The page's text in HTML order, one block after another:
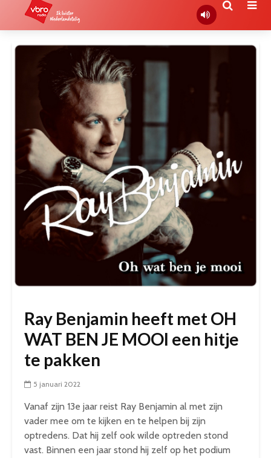
Ray Benjamin heeft met OH
WAT BEN JE MOOI een hitje
te pakken
5 januari 2022
Vanaf zijn 13e jaar reist Ray Benjamin al met zijn
vader mee om te kijken en te helpen bij zijn
optredens. Dat hij zelf ook wilde optreden stond
vast. Binnen een jaar stond hij zelf op het podium